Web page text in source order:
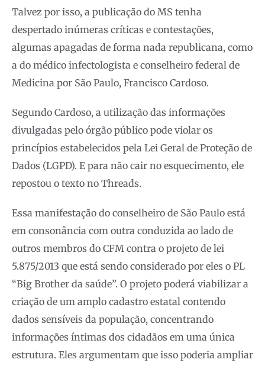
Talvez por isso, a publicação do MS tenha
despertado inúmeras críticas e contestações,
algumas apagadas de forma nada republicana, como
a do médico infectologista e conselheiro federal de
Medicina por São Paulo, Francisco Cardoso.
Segundo Cardoso, a utilização das informações
divulgadas pelo órgão público pode violar os
princípios estabelecidos pela Lei Geral de Proteção de
Dados (LGPD). E para não cair no esquecimento, ele
repostou o texto no Threads.
Essa manifestação do conselheiro de São Paulo está
em consonância com outra conduzida ao lado de
outros membros do CFM contra o projeto de lei
5.875/2013 que está sendo considerado por eles o PL
“Big Brother da saúde”. O projeto poderá viabilizar a
criação de um amplo cadastro estatal contendo
dados sensíveis da população, concentrando
informações íntimas dos cidadãos em uma única
estrutura. Eles argumentam que isso poderia ampliar